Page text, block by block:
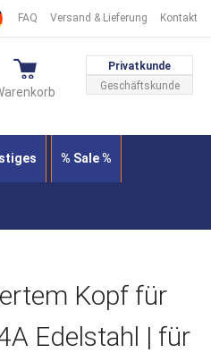
FAQ Versand & Lieferung Kontakt
Privatkunde
Geschäftskunde
% Sale %
Kopf für
Edelstahl | für